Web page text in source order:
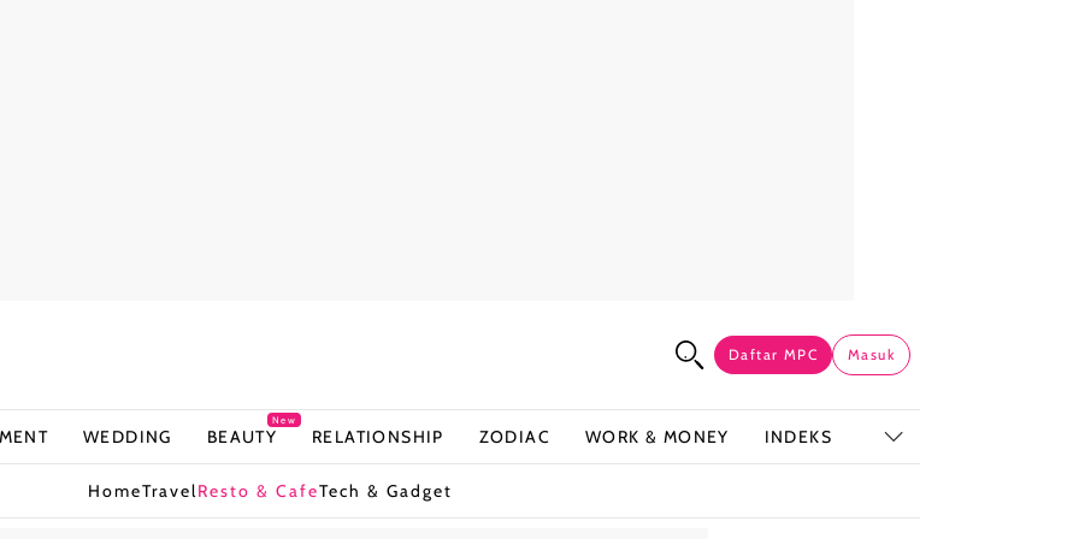
Daftar MPC Masuk
WEDDING BEAUTY
New
RELATIONSHIP ZODIAC WORK & MONEY INDEKS
HomeTravelResto & CafeTech & Gadget